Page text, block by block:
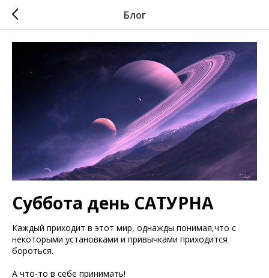
Блог
Суббота день САТУРНА
Каждый приходит в этот мир, однажды понимая,что с
некоторыми установками и привычками приходится
бороться.
А что-то в себе принимать!